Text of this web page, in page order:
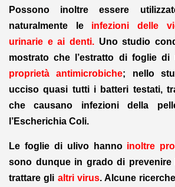
Possono inoltre essere
naturalmente le infezioni delle
urinarie e ai denti. Uno studio
mostrato che l’estratto di foglie
proprietà antimicrobiche; nello
ucciso quasi tutti i batteri testati,
che causano infezioni della
l’Escherichia Coli.
Le foglie di ulivo hanno inoltre
sono dunque in grado di prevenire
trattare gli altri virus. Alcune